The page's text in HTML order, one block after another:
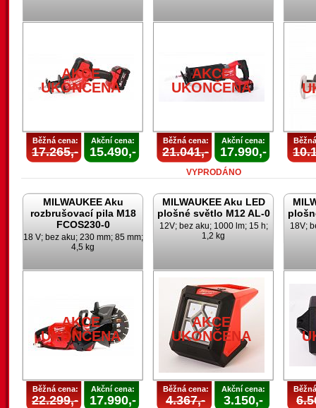
AKCE
UKONČENA
Běžná cena:
17.265,-
Akční cena:
15.490,-
AKCE
UKONČENA
Běžná cena:
21.041,-
Akční cena:
17.990,-
VYPRODÁNO
MILWAUKEE Aku
rozbrušovací pila M18
FCOS230-0
18 V; bez aku; 230 mm; 85 mm;
4,5 kg
AKCE
UKONČENA
Běžná cena:
22.299,-
Akční cena:
17.990,-
MILWAUKEE Aku LED
plošné světlo M12 AL-0
12V; bez aku; 1000 lm; 15 h;
1,2 kg
AKCE
UKONČENA
Běžná cena:
4.367,-
Akční cena:
3.150,-
18V;